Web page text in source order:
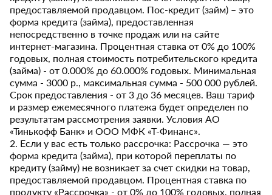
предоставляемой продавцом. Пос-кредит (займ) – это
форма кредита (займа), предоставленная
непосредственно в точке продаж или на сайте
интернет-магазина. Процентная ставка от 0% до 100%
годовых, полная стоимость потребительского кредита
(займа) - от 0.000% до 60.000% годовых. Минимальная
сумма - 3000 р., максимальная сумма - 500 000 рублей.
Срок предоставления - от 3 до 36 месяцев. Ваш тариф
и размер ежемесячного платежа будет определен по
результатам рассмотрения заявки. Условия АО
«Тинькофф Банк» и ООО МФК «Т-Финанс».
2. Если у вас есть только рассрочка: Рассрочка — это
форма кредита (займа), при которой переплаты по
кредиту (займу) не возникает за счет скидки на товар,
предоставляемой продавцом. Процентная ставка по
продукту «Рассрочка» - от 0% до 100% годовых, полная